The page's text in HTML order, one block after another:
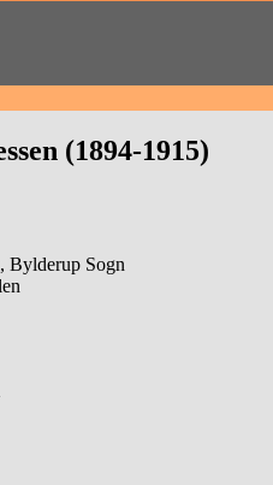
(1894-1915)
Bylderup Sogn